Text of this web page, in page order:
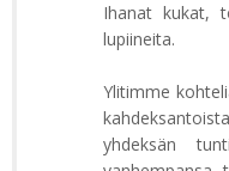
Ihanat kukat,
lupiineita.
Ylitimme
yhdeksän